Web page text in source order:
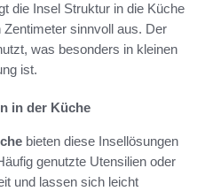
die Insel Struktur in die Küche
sinnvoll aus. Der
was besonders in kleinen
ist.
in der Küche
bieten diese Insellösungen
genutzte Utensilien oder
und lassen sich leicht